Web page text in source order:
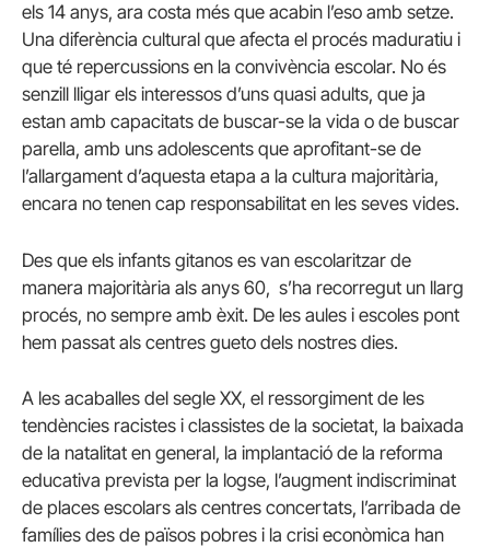
els 14 anys, ara costa més que acabin l’eso amb setze.
Una diferència cultural que afecta el procés maduratiu i
que té repercussions en la convivència escolar. No és
senzill lligar els interessos d’uns quasi adults, que ja
estan amb capacitats de buscar-se la vida o de buscar
parella, amb uns adolescents que aprofitant-se de
l’allargament d’aquesta etapa a la cultura majoritària,
encara no tenen cap responsabilitat en les seves vides.
Des que els infants gitanos es van escolaritzar de
manera majoritària als anys 60, s’ha recorregut un llarg
procés, no sempre amb èxit. De les aules i escoles pont
hem passat als centres gueto dels nostres dies.
A les acaballes del segle XX, el ressorgiment de les
tendències racistes i classistes de la societat, la baixada
de la natalitat en general, la implantació de la reforma
educativa prevista per la logse, l’augment indiscriminat
de places escolars als centres concertats, l’arribada de
famílies des de països pobres i la crisi econòmica han